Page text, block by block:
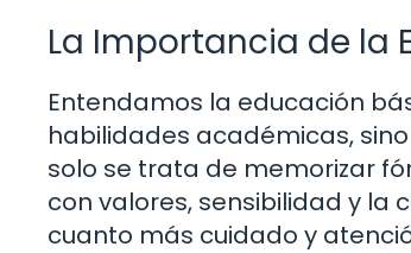
La Importancia de la
Entendamos la educación
habilidades académicas,
solo se trata de memorizar
con valores, sensibilidad y la
cuanto más cuidado y